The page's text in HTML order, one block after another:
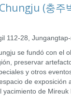
(충주
112-28,
se fundó con el
preservar
y otros
de exposición
yacimiento de